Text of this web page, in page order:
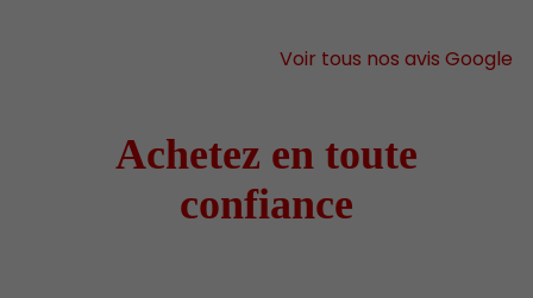
Voir tous nos avis Google
Achetez en toute
confiance